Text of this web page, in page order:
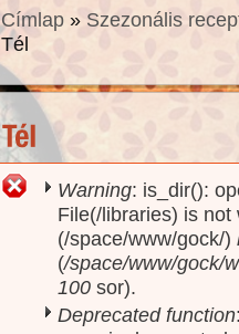
Címlap » Szezonális
Tél
Hibaüzenet
Warning: is_dir():
File(/libraries) is
(/space/www/gock/)
(/space/www/gock/
100 sor).
Deprecated function